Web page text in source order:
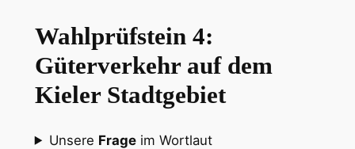
Wahlprüfstein 4:
Güterverkehr auf dem
Kieler Stadtgebiet
Unsere Frageim Wortlaut